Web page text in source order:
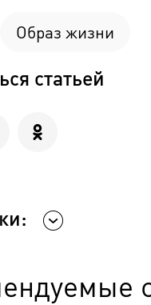
Образ жизни
статьей